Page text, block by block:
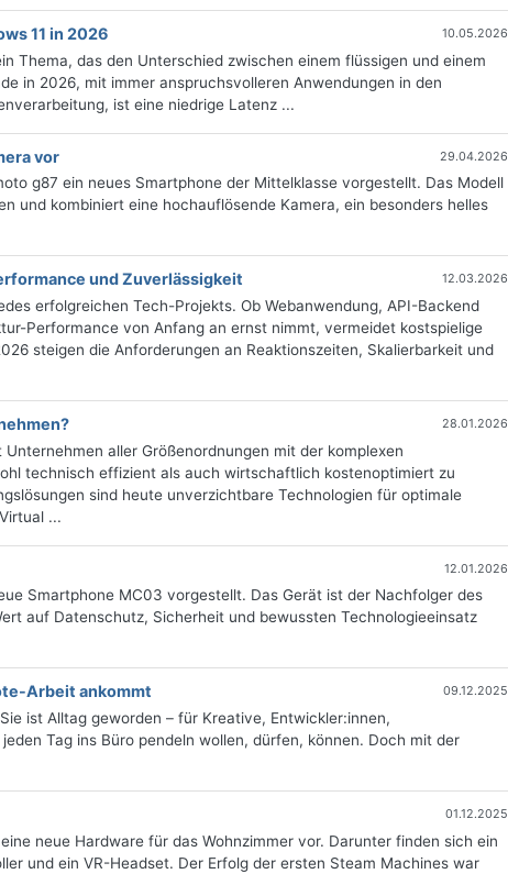
11 in 2026 10.05.2026
Thema, das den Unterschied zwischen einem flüssigen und einem
in 2026, mit immer anspruchsvolleren Anwendungen in den
ist eine niedrige Latenz ...
vor 29.04.2026
g87 ein neues Smartphone der Mittelklasse vorgestellt. Das Modell
und kombiniert eine hochauflösende Kamera, ein besonders helles
und Zuverlässigkeit 12.03.2026
erfolgreichen Tech-Projekts. Ob Webanwendung, API-Backend
Performance von Anfang an ernst nimmt, vermeidet kostspielige
steigen die Anforderungen an Reaktionszeiten, Skalierbarkeit und
28.01.2026
aller Größenordnungen mit der komplexen
technisch effizient als auch wirtschaftlich kostenoptimiert zu
sind heute unverzichtbare Technologien für optimale
...
12.01.2026
Smartphone MC03 vorgestellt. Das Gerät ist der Nachfolger des
auf Datenschutz, Sicherheit und bewussten Technologieeinsatz
Arbeit ankommt 09.12.2025
ist Alltag geworden – für Kreative, Entwickler:innen,
Tag ins Büro pendeln wollen, dürfen, können. Doch mit der
01.12.2025
neue Hardware für das Wohnzimmer vor. Darunter finden sich ein
und ein VR-Headset. Der Erfolg der ersten Steam Machines war